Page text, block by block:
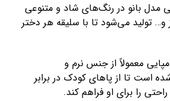
مدل بانو در رنگ‌های شاد و متنوعی
و… تولید می‌شود تا با سلیقه هر دختر
معمولاً از جنس نرم و
است تا از پاهای کودک در برابر
را برای او فراهم کند.